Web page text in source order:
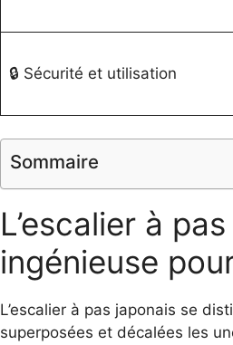
🔒 Sécurité et utilisation
Sommaire
L’escalier à
ingénieuse
L’escalier à pas japonais se
superposées et décalées les